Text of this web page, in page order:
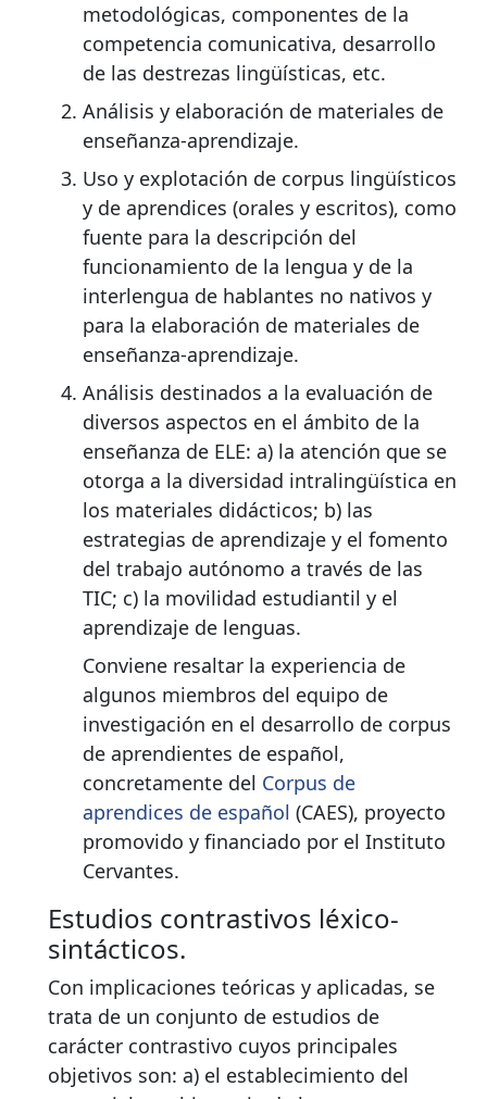
metodológicas, componentes de la
competencia comunicativa, desarrollo
de las destrezas lingüísticas, etc.
Análisis y elaboración de materiales de
enseñanza-aprendizaje.
Uso y explotación de corpus lingüísticos
y de aprendices (orales y escritos), como
fuente para la descripción del
funcionamiento de la lengua y de la
interlengua de hablantes no nativos y
para la elaboración de materiales de
enseñanza-aprendizaje.
Análisis destinados a la evaluación de
diversos aspectos en el ámbito de la
enseñanza de ELE: a) la atención que se
otorga a la diversidad intralingüística en
los materiales didácticos; b) las
estrategias de aprendizaje y el fomento
del trabajo autónomo a través de las
TIC; c) la movilidad estudiantil y el
aprendizaje de lenguas.
Conviene resaltar la experiencia de
algunos miembros del equipo de
investigación en el desarrollo de corpus
de aprendientes de español,
concretamente del Corpus de
aprendices de español (CAES), proyecto
promovido y financiado por el Instituto
Cervantes.
Estudios contrastivos léxico-
sintácticos.
Con implicaciones teóricas y aplicadas, se
trata de un conjunto de estudios de
carácter contrastivo cuyos principales
objetivos son: a) el establecimiento del